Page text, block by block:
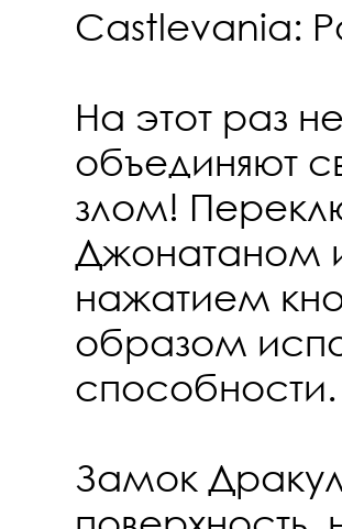
Castlevania:
На этот раз
объединяют
злом!
Джонатаном
нажатием
образом
способности.
Замок